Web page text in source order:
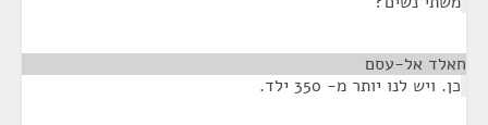
חאלד אל-עסם
כן. ויש לנו יותר מ- 350 ילד.